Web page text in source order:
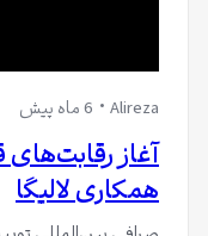
Alireza 6 ماه پیش
آغاز
همکاری لالیگا